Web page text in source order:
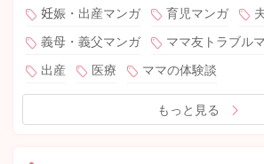
妊娠・出産マンガ 育児マンガ
義母・義父マンガ
ママ友トラブル
出産
医療 ママの体験談
もっと見る